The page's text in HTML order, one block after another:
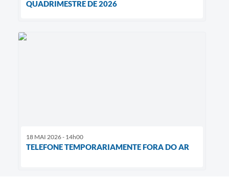
QUADRIMESTRE DE 2026
18 MAI 2026 - 14h00
TELEFONE TEMPORARIAMENTE FORA DO AR